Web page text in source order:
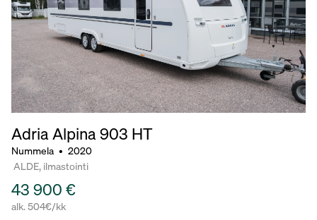
Adria Alpina903 HT
Nummela • 2020
ALDE, ilmastointi
43 900 €
alk. 504€/kk